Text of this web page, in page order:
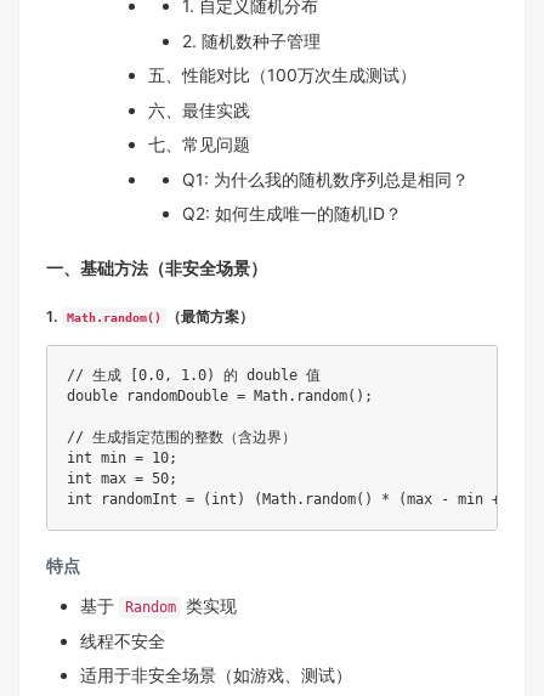
1. 自定义随机分布
2. 随机数种子管理
五、性能对比（100万次生成测试）
六、最佳实践
七、常见问题
Q1: 为什么我的随机数序列总是相同？
Q2: 如何生成唯一的随机ID？
一、基础方法（非安全场景）
1. Math.random() （最简方案）
// 生成 [0.0, 1.0) 的 double 值
double randomDouble = Math. random( ) ;
// 生成指定范围的整数（含边界）
int min = 10;
int max = 50;
int randomInt = ( int ) ( Math. random( ) * (max - min +
特点
基于
Random 类实现
线程不安全
适用于非安全场景（如游戏、测试）